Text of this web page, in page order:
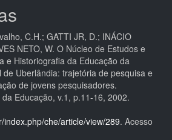
C.H.; GATTI JR, D.; INÁCIO
NETO, W. O Núcleo de Estudos e
e Historiografia da Educação da
Uberlândia: trajetória de pesquisa e
de jovens pesquisadores.
Educação, v.1, p.11-16, 2002.
index.php/che/article/view/289. Acesso